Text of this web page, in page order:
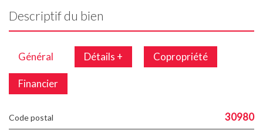
Descriptif du bien
Général Détails + Copropriété
Financier
Code postal 30980